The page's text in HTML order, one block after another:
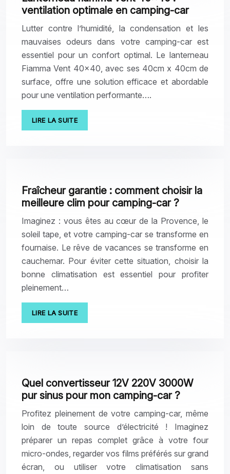
ventilation optimale en camping-car
Lutter contre l’humidité, la condensation et les
mauvaises odeurs dans votre camping-car est
essentiel pour un confort optimal. Le lanterneau
Fiamma Vent 40×40, avec ses 40cm x 40cm de
surface, offre une solution efficace et abordable
pour une ventilation performante….
LIRE LA SUITE
Fraîcheur garantie : comment choisir la
meilleure clim pour camping-car ?
Imaginez : vous êtes au cœur de la Provence, le
soleil tape, et votre camping-car se transforme en
fournaise. Le rêve de vacances se transforme en
cauchemar. Pour éviter cette situation, choisir la
bonne climatisation est essentiel pour profiter
pleinement…
LIRE LA SUITE
Quel convertisseur 12V 220V 3000W
pur sinus pour mon camping-car ?
Profitez pleinement de votre camping-car, même
loin de toute source d’électricité ! Imaginez
préparer un repas complet grâce à votre four
micro-ondes, regarder vos films préférés sur grand
écran, ou utiliser votre climatisation sans